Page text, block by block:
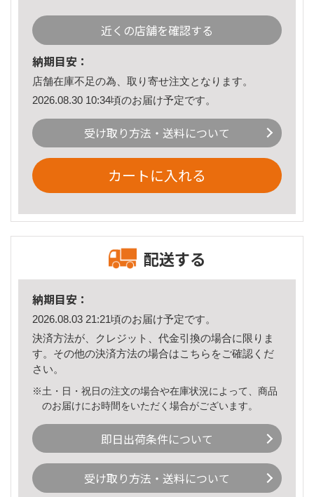
近くの店舗を確認する
納期目安：
店舗在庫不足の為、取り寄せ注文となります。
2026.08.30 10:34頃のお届け予定です。
受け取り方法・送料について
カートに入れる
配送する
納期目安：
2026.08.03 21:21頃のお届け予定です。
決済方法が、クレジット、代金引換の場合に限りま
す。その他の決済方法の場合はこちら をご確認くだ
さい。
※土・日・祝日の注文の場合や在庫状況によって、商品
のお届けにお時間をいただく場合がございます。
即日出荷条件について
受け取り方法・送料について